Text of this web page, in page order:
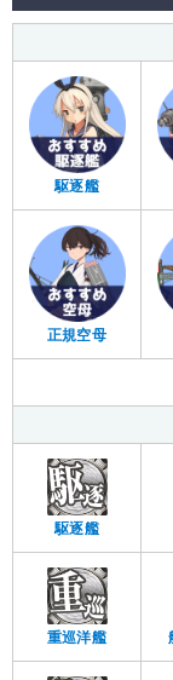
駆逐艦
正規空母
駆逐艦
重巡洋艦